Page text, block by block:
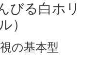
びる白ホリ
）
の基本型